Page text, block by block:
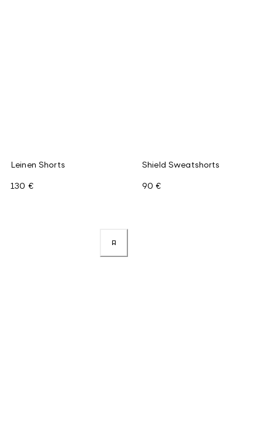
Leinen Shorts
130 €
Shield Sweatshorts
90 €